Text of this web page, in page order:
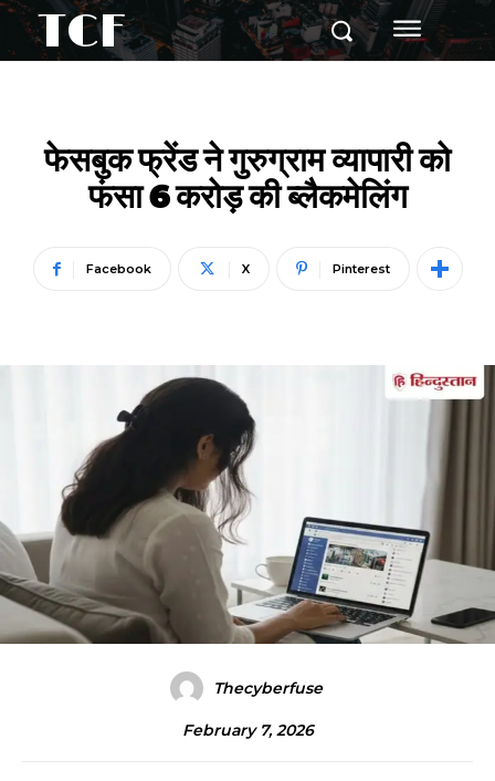
TCF
फेसबुक फ्रेंड ने गुरुग्राम व्यापारी को
फंसा 6 करोड़ की ब्लैकमेलिंग
Facebook X Pinterest
Thecyberfuse
February 7, 2026